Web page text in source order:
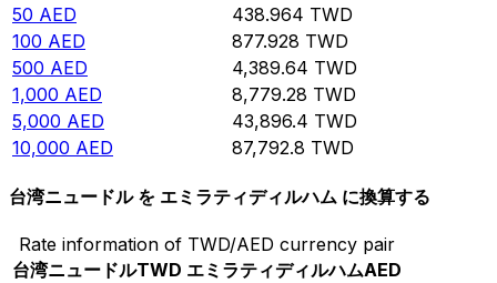
50 AED 438.964 TWD
100 AED 877.928 TWD
500 AED 4,389.64 TWD
1,000 AED 8,779.28 TWD
5,000 AED 43,896.4 TWD
10,000 AED 87,792.8 TWD
台湾ニュードル を エミラティディルハム に換算する
Rate information of TWD/AED currency pair
台湾ニュードルTWD エミラティディルハムAED